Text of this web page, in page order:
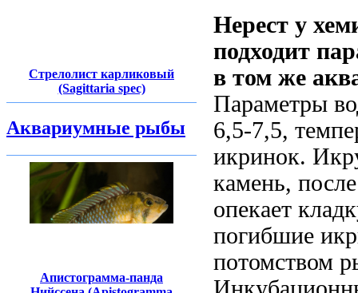
Стрелолист карликовый
(Sagittaria spec)
Аквариумные рыбы
Апистограмма-панда
Нерест у
подходит
в том же
Параметры
6,5-7,5,
икринок.
камень,
опекает
погибшие
потомством